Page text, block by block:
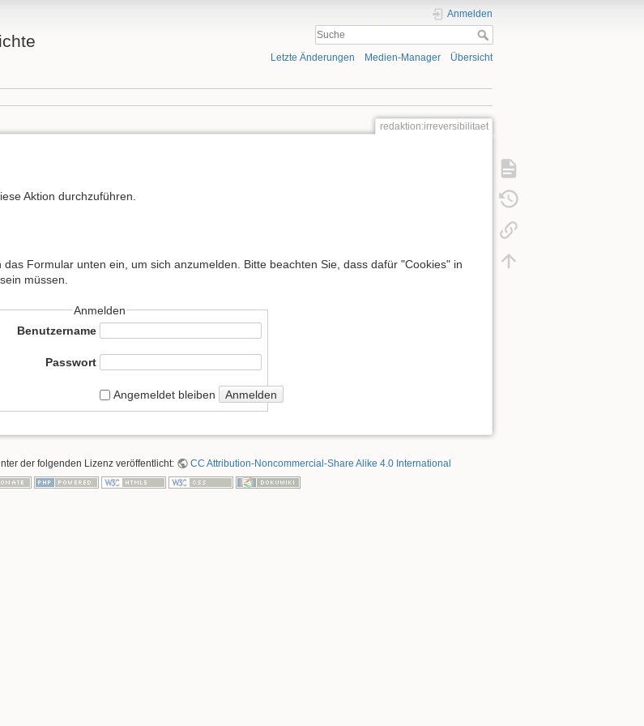
Anmelden
Letzte Änderungen Medien-Manager Übersicht
redaktion:irreversibilitaet
Aktion durchzuführen.
Formular unten ein, um sich anzumelden. Bitte beachten Sie, dass dafür "Cookies" in
müssen.
Anmelden
Benutzername
Passwort
Angemeldet bleiben Anmelden
der folgenden Lizenz veröffentlicht: CC Attribution-Noncommercial-Share Alike 4.0 International